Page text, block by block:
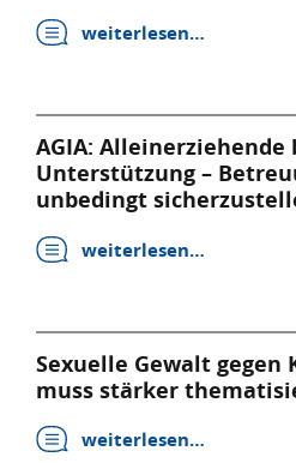
weiterlesen…
AGIA:
Unterstützung –
unbedingt
weiterlesen…
Sexuelle Gewalt
muss stärker
weiterlesen…